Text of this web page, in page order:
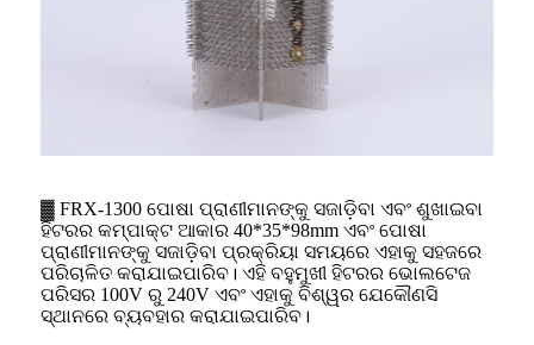
▓ FRX-1300 ପୋଷା ପ୍ରାଣୀମାନଙ୍କୁ ସଜାଡ଼ିବା ଏବଂ ଶୁଖାଇବା
ହିଟରର କମ୍ପାକ୍ଟ ଆକାର 40*35*98mm ଏବଂ ପୋଷା
ପ୍ରାଣୀମାନଙ୍କୁ ସଜାଡ଼ିବା ପ୍ରକ୍ରିୟା ସମୟରେ ଏହାକୁ ସହଜରେ
ପରିଚାଳିତ କରାଯାଇପାରିବ। ଏହି ବହୁମୁଖୀ ହିଟରର ଭୋଲଟେଜ
ପରିସର 100V ରୁ 240V ଏବଂ ଏହାକୁ ବିଶ୍ୱର ଯେକୌଣସି
ସ୍ଥାନରେ ବ୍ୟବହାର କରାଯାଇପାରିବ।